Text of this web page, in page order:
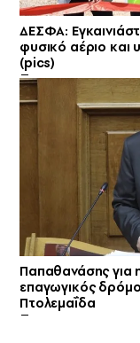
ΔΕΣΦΑ:
φυσικό αέριο και
(pics)
Παπαθανάσης για
επαγωγικός
Πτολεμαΐδα